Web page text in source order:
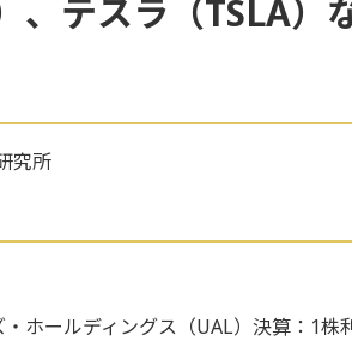
、テスラ（TSLA）
究所
ホールディングス（UAL）決算：1株